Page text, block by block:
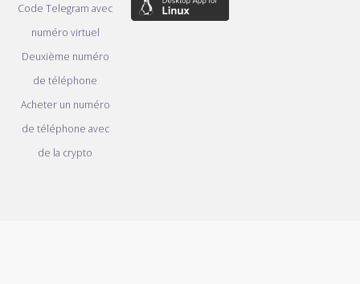
Code Telegram avec
numéro virtuel
Deuxième numéro
de téléphone
Acheter un numéro
de téléphone avec
de la crypto